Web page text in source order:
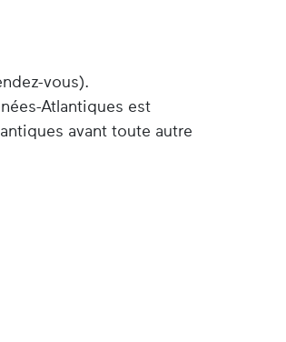
vous).
Atlantiques est
avant toute autre